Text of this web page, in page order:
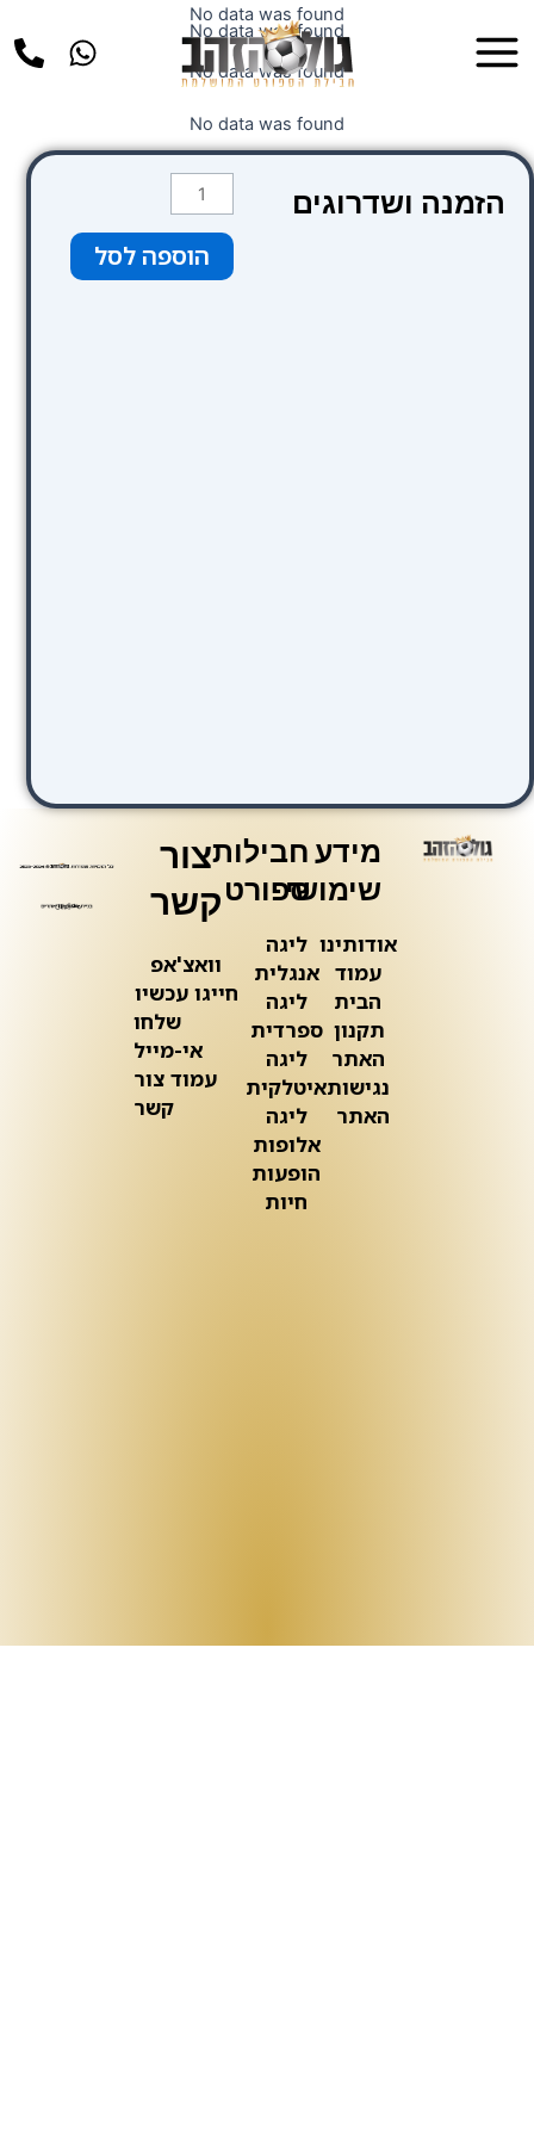
לתוכן
Menu
No data was found
No data was found
No data was found
No data was found
הזמנה ושדרוגים
כמות
של
קטגוריה
3
הוספה לסל
מידע
שימושי
אודותינו
עמוד
הבית
תקנון
האתר
נגישות
האתר
חבילות
ספורט
ליגה
אנגלית
ליגה
ספרדית
ליגה
איטלקית
ליגה
אלופות
הופעות
חיות
צור
קשר
וואצ'אפ
חייגו עכשיו
שלחו
אי-מייל
עמוד צור
קשר